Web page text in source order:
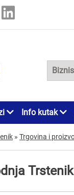
Info kutak
» Trgovina i
Trstenik